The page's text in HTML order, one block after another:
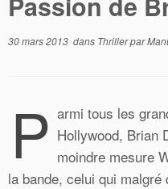
30 mars 2013 dans Thrillerpar
P armi tous les
Hollywood, Brian
moindre mesure
la bande, celui qui